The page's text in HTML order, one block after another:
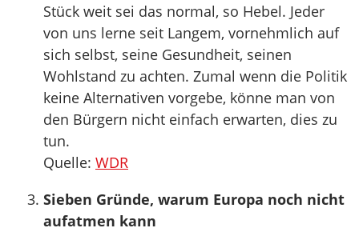
Stück weit sei das normal, so Hebel. Jeder
von uns lerne seit Langem, vornehmlich auf
sich selbst, seine Gesundheit, seinen
Wohlstand zu achten. Zumal wenn die Politik
keine Alternativen vorgebe, könne man von
den Bürgern nicht einfach erwarten, dies zu
tun.
Quelle: WDR
Sieben Gründe, warum Europa noch nicht
aufatmen kann